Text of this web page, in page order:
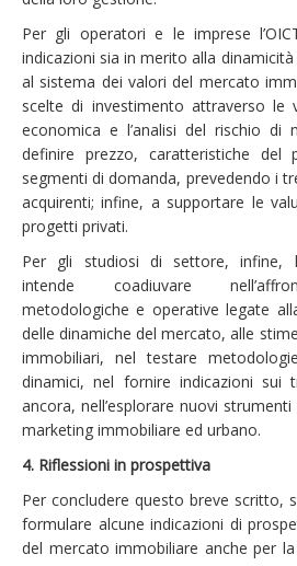
Per gli operatori e le imprese
indicazioni sia in merito alla
al sistema dei valori del mercato
scelte di investimento attraverso le
economica e l’analisi del rischio di
definire prezzo, caratteristiche del
segmenti di domanda, prevedendo i
acquirenti; infine, a supportare le
progetti privati.
Per gli studiosi di settore, infine,
intende coadiuvare
metodologiche e operative legate
delle dinamiche del mercato, alle
immobiliari, nel testare
dinamici, nel fornire indicazioni sui
ancora, nell’esplorare nuovi
marketing immobiliare ed urbano.
4. Riflessioni in prospettiva
Per concludere questo breve scritto,
formulare alcune indicazioni di
del mercato immobiliare anche per